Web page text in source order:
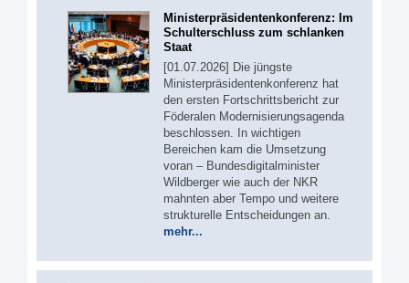
Ministerpräsidentenkonferenz: Im
Schulterschluss zum schlanken
Staat
[01.07.2026] Die jüngste
Ministerpräsidentenkonferenz hat
den ersten Fortschrittsbericht zur
Föderalen Modernisierungsagenda
beschlossen. In wichtigen
Bereichen kam die Umsetzung
voran – Bundesdigitalminister
Wildberger wie auch der NKR
mahnten aber Tempo und weitere
strukturelle Entscheidungen an.
mehr...